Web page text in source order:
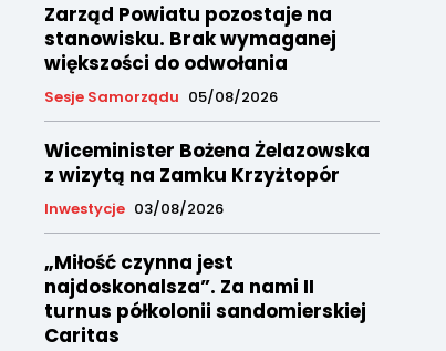
Zarząd Powiatu pozostaje na
stanowisku. Brak wymaganej
większości do odwołania
Sesje Samorządu 05/08/2026
Wiceminister Bożena Żelazowska
z wizytą na Zamku Krzyżtopór
Inwestycje 03/08/2026
„Miłość czynna jest
najdoskonalsza”. Za nami II
turnus półkolonii sandomierskiej
Caritas